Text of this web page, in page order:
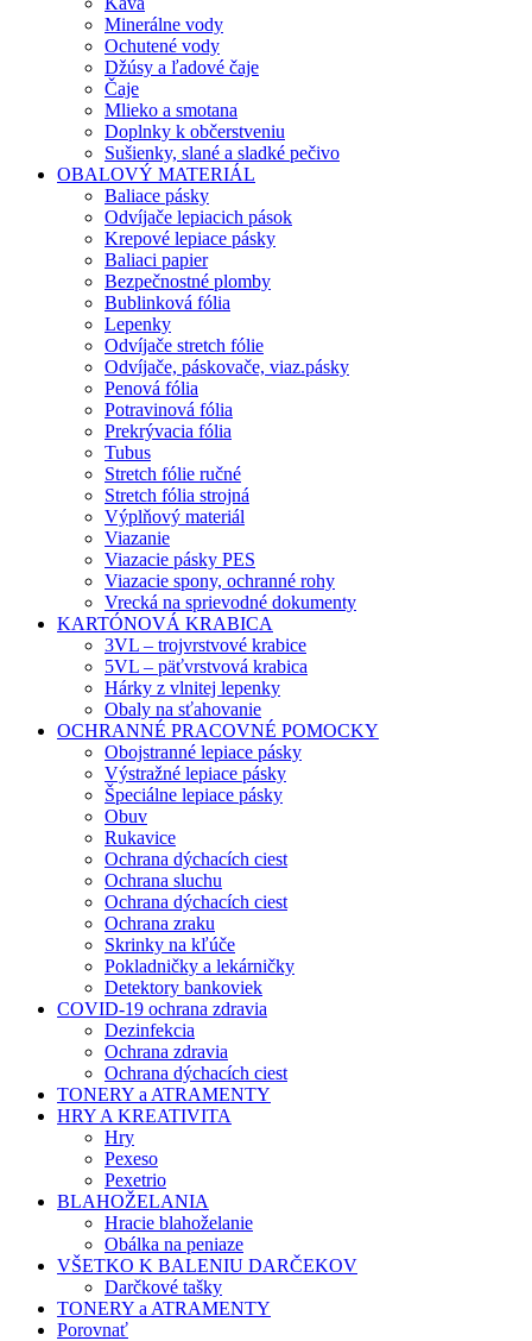
Minerálne vody
Ochutené vody
Džúsy a ľadové čaje
Čaje
Mlieko a smotana
Doplnky k občerstveniu
Sušienky, slané a sladké pečivo
OBALOVÝ MATERIÁL
Baliace pásky
Odvíjače lepiacich pások
Krepové lepiace pásky
Baliaci papier
Bezpečnostné plomby
Bublinková fólia
Lepenky
Odvíjače stretch fólie
Odvíjače, páskovače, viaz.pásky
Penová fólia
Potravinová fólia
Prekrývacia fólia
Tubus
Stretch fólie ručné
Stretch fólia strojná
Výplňový materiál
Viazanie
Viazacie pásky PES
Viazacie spony, ochranné rohy
Vrecká na sprievodné dokumenty
KARTÓNOVÁ KRABICA
3VL – trojvrstvové krabice
5VL – päťvrstvová krabica
Hárky z vlnitej lepenky
Obaly na sťahovanie
OCHRANNÉ PRACOVNÉ POMOCKY
Obojstranné lepiace pásky
Výstražné lepiace pásky
Špeciálne lepiace pásky
Obuv
Rukavice
Ochrana dýchacích ciest
Ochrana sluchu
Ochrana dýchacích ciest
Ochrana zraku
Skrinky na kľúče
Pokladničky a lekárničky
Detektory bankoviek
COVID-19 ochrana zdravia
Dezinfekcia
Ochrana zdravia
Ochrana dýchacích ciest
TONERY a ATRAMENTY
HRY A KREATIVITA
Hry
Pexeso
Pexetrio
BLAHOŽELANIA
Hracie blahoželanie
Obálka na peniaze
VŠETKO K BALENIU DARČEKOV
Darčkové tašky
TONERY a ATRAMENTY
Porovnať